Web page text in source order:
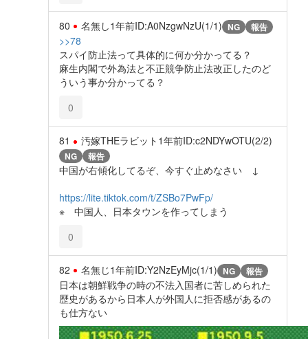
80 名無し1年前ID:A0NzgwNzU(1/1) NG 報告
>>78
スパイ防止法って具体的に何か分かってる？
麻生内閣で外為法と不正競争防止法改正したのど
ういう事か分かってる？
0
81 汚嫁THEラビット 1年前ID:c2NDYwOTU(2/2)
NG 報告
中国が右傾化してるぞ、今すぐ止めなさい ↓
https://lite.tiktok.com/t/ZSBo7PwFp/
※ 中国人、日本タウンを作ってしまう
0
82 名無じ1年前ID:Y2NzEyMjc(1/1) NG 報告
日本は朝鮮戦争の時の不法入国者に苦しめられた
歴史があるから日本人が外国人に拒否感があるの
も仕方ない